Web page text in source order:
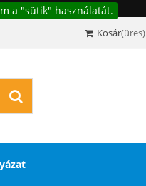
a "sütik" használatát.
Kosár(üres)